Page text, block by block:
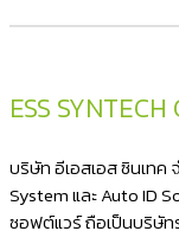
ESS SYNTECH
บริษัท อีเอสเอส ซินเทค
System และ Auto ID
ซอฟต์แวร์ ถือเป็นบริษัท